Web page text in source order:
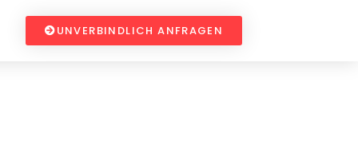
UNVERBINDLICH ANFRAGEN